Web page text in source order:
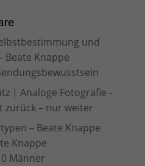
und
Beate Knappe
| Analoge Fotografie -
zurück – nur weiter
– Beate Knappe
Knappe
Männer